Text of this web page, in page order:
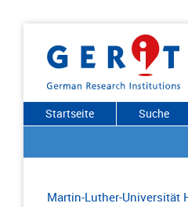
Startseite Suche
Martin-Luther-Universität